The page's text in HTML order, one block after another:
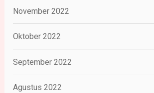
November 2022
Oktober 2022
September 2022
Agustus 2022